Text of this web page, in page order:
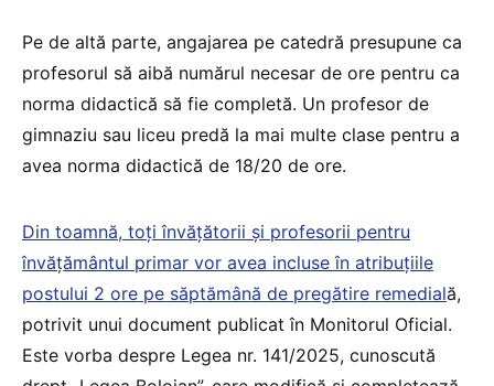
Pe de altă parte, angajarea pe catedră presupune ca
profesorul să aibă numărul necesar de ore pentru ca
norma didactică să fie completă. Un profesor de
gimnaziu sau liceu predă la mai multe clase pentru a
avea norma didactică de 18/20 de ore.
Din toamnă, toți învățătorii și profesorii pentru
învățământul primar vor avea incluse în atribuțiile
postului 2 ore pe săptămână de pregătire remedială,
potrivit unui document publicat în Monitorul Oficial.
Este vorba despre Legea nr. 141/2025, cunoscută